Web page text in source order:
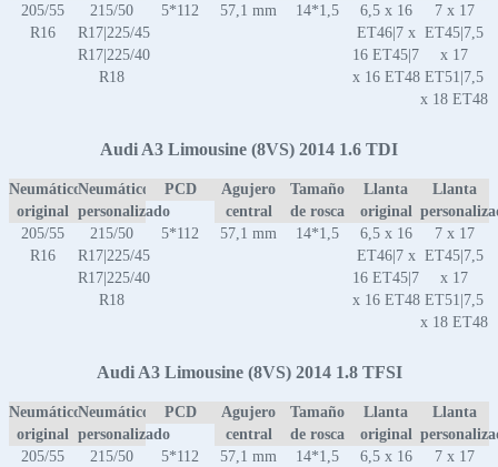
205/55
R16
215/50
R17|225/45
R17|225/40
R18
5*112 57,1 mm 14*1,5
6,5 x 16
ET46|7 x
16 ET45|7
x 16 ET48
7 x 17
ET45|7,5
x 17
ET51|7,5
x 18 ET48
Audi A3 Limousine (8VS) 2014 1.6 TDI
Neumático
original
Neumático
personalizado
PCD
Agujero
central
Tamaño
de rosca
Llanta
original
Llanta
205/55
R16
215/50
R17|225/45
R17|225/40
R18
5*112 57,1 mm 14*1,5
6,5 x 16
ET46|7 x
16 ET45|7
x 16 ET48
7 x 17
ET45|7,5
x 17
ET51|7,5
x 18 ET48
Audi A3 Limousine (8VS) 2014 1.8 TFSI
Neumático
original
Neumático
personalizado
PCD
Agujero
central
Tamaño
de rosca
Llanta
original
Llanta
205/55
215/50
5*112 57,1 mm 14*1,5
6,5 x 16
7 x 17